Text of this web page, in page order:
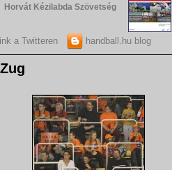
Horvát Kézilabda Szövetség
a Twitteren handball.hu blog